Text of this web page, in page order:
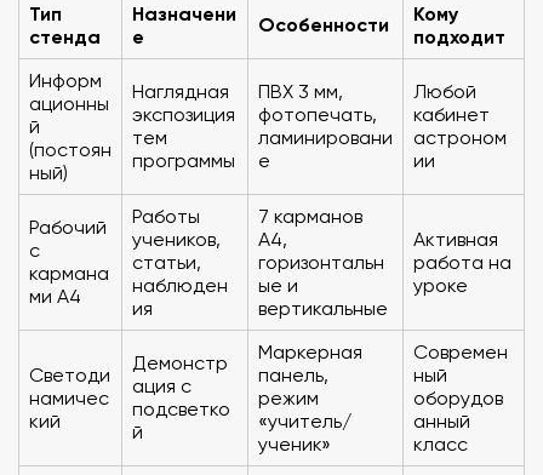
Тип
стенда
Назначени
е
Особенности
Кому
подходит
Информ
ационны
й
(постоян
ный)
Наглядная
экспозиция
тем
программы
ПВХ 3 мм,
фотопечать,
ламинировани
е
Любой
кабинет
астроном
ии
Рабочий
с
кармана
ми А4
Работы
учеников,
статьи,
наблюден
ия
7 карманов
А4,
горизонтальн
ые и
вертикальные
Активная
работа на
уроке
Светоди
намичес
кий
Демонстр
ация с
подсветко
й
Маркерная
панель,
режим
«учитель/
ученик»
Современ
ный
оборудов
анный
класс